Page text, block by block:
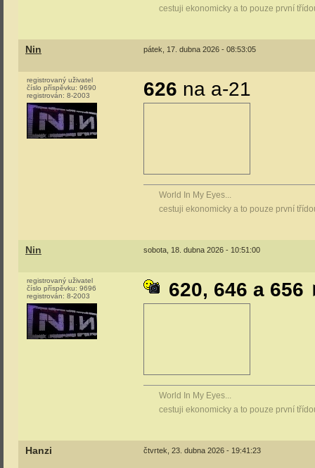
cestuji ekonomicky a to pouze první
Nin pátek, 17. dubna 2026 - 08:53:05
registrovaný uživatel
číslo příspěvku: 9690
registrován: 8-2003 626 na a-21
World In My Eyes...
cestuji ekonomicky a to pouze první
Nin sobota, 18. dubna 2026 - 10:51:00
registrovaný uživatel
číslo příspěvku: 9696
registrován: 8-2003 620, 646 a 656
World In My Eyes...
cestuji ekonomicky a to pouze první
Hanzi čtvrtek, 23. dubna 2026 - 19:41:23